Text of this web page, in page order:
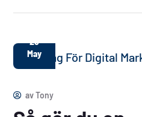
28
May
avTony